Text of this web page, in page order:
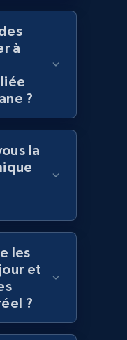
Commencer
- Collects
URL
Initial
count, and
Commencer
-
search
à
?
la
les
et
?